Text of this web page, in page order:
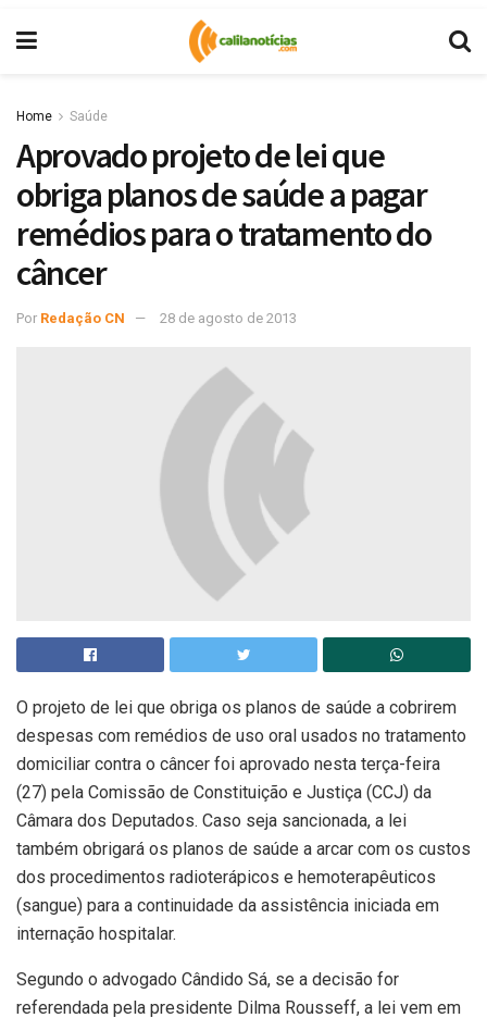
Home Saúde
Aprovado projeto de lei que
obriga planos de saúde a pagar
remédios para o tratamento do
câncer
Por Redação CN 28 de agosto de 2013
O projeto de lei que obriga os planos de saúde a cobrirem
despesas com remédios de uso oral usados no tratamento
domiciliar contra o câncer foi aprovado nesta terça-feira
(27) pela Comissão de Constituição e Justiça (CCJ) da
Câmara dos Deputados. Caso seja sancionada, a lei
também obrigará os planos de saúde a arcar com os custos
dos procedimentos radioterápicos e hemoterapêuticos
(sangue) para a continuidade da assistência iniciada em
internação hospitalar.
Segundo o advogado Cândido Sá, se a decisão for
referendada pela presidente Dilma Rousseff, a lei vem em